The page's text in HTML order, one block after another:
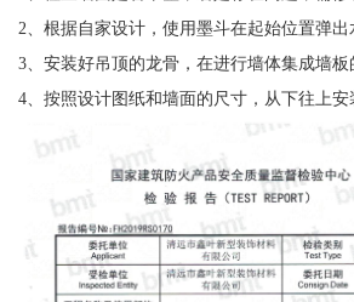
2、根据自家设计，使用墨斗在起始位置弹
3、安装好吊顶的龙骨，在进行墙体集成墙板
4、按照设计图纸和墙面的尺寸，从下往上安